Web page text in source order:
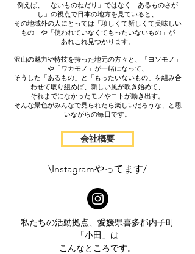
例えば、「ないものねだり」ではなく「あるものさが
し」の視点で日本の地方を見ていると、
その地域外の人にとっては「珍しくて新しくて美味しい
もの」や「使われていなくてもったいないもの」が
あれこれ見つかります。
沢山の魅力や特技を持った地元の方々と、「ヨソモノ」
や「ワカモノ」が一緒になって、
そうした「あるもの」と「もったいないもの」を組み合
わせて取り組めば、新しい風が吹き始めて、
それまでになかったモノやコトが動き出す。
そんな景色がみんなで見られたら楽しいだろうな、と思
いながらの毎日です。
会社概要
\Instagramやってます/
私たちの活動拠点、愛媛県喜多郡内子町
「小田」は
こんなところです。